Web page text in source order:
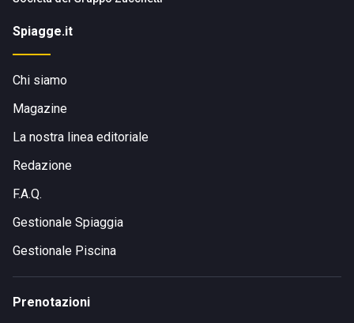
Spiagge.it
Chi siamo
Magazine
La nostra linea editoriale
Redazione
F.A.Q.
Gestionale Spiaggia
Gestionale Piscina
Prenotazioni